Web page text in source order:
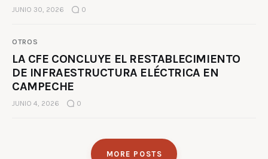
JUNIO 30, 2026 0
OTROS
LA CFE CONCLUYE EL RESTABLECIMIENTO
DE INFRAESTRUCTURA ELÉCTRICA EN
CAMPECHE
JUNIO 4, 2026 0
MORE POSTS